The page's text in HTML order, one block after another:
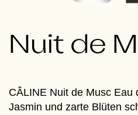
Nuit de
CÂLINE Nuit de Musc Eau
Jasmin und zarte Blüten